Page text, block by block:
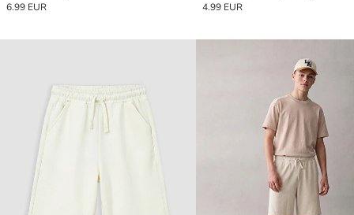
6.99 EUR
4.99 EUR